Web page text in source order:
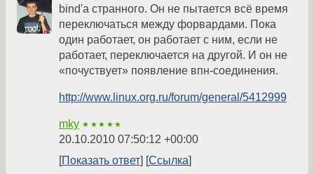
bind'а странного. Он не пытается всё время
переключаться между форвардами. Пока
один работает, он работает с ним, если не
работает, переключается на другой. И он не
«почуствует» появление впн-соединения.
http://www.linux.org.ru/forum/general/5412999
mky ★★★★★
20.10.2010 07:50:12 +00:00
Показать ответ
Ссылка